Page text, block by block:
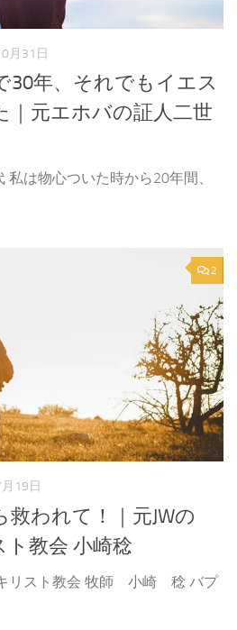
月31日
30年、それでもイエス
｜元エホバの証人二世
は物心ついた時から20年間、
2
19日
われて！｜元JWの
教会 小崎稔
リスト教会 牧師 小崎 稔 バプ